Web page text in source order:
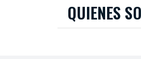
QUIENES